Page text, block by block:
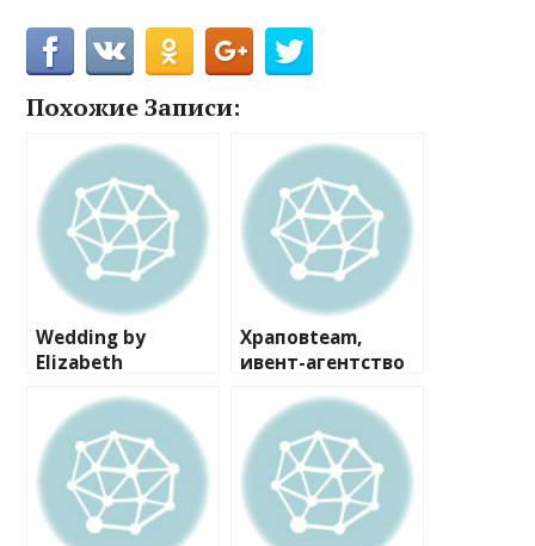
Похожие Записи:
Wedding by
Elizabeth
Храповteam,
ивент-агентство